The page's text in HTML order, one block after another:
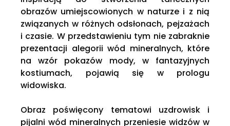
obrazów umiejscowionych w naturze i z nią
związanych w różnych odsłonach, pejzażach
i czasie. W przedstawieniu tym nie zabraknie
prezentacji alegorii wód mineralnych, które
na wzór pokazów mody, w fantazyjnych
kostiumach, pojawią się w prologu
widowiska.
Obraz poświęcony tematowi uzdrowisk i
pijalni wód mineralnych przeniesie widzów w